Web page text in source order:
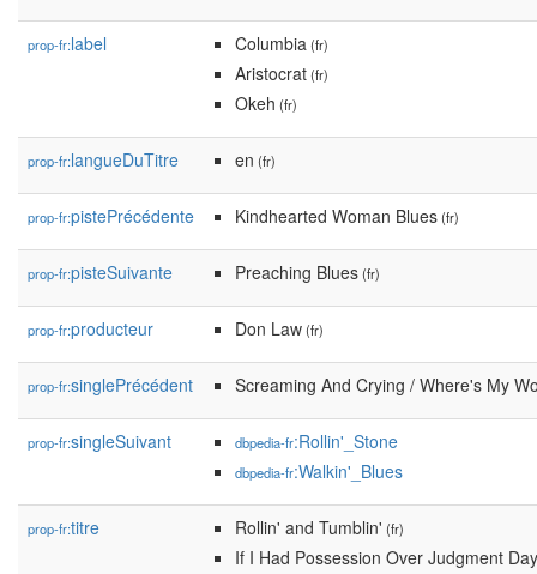
prop-fr:label Columbia(fr)
Aristocrat(fr)
Okeh (fr)
prop-fr:langueDuTitre en (fr)
prop-fr:pistePrécédente Kindhearted Woman Blues(fr)
prop-fr:pisteSuivante Preaching Blues(fr)
prop-fr:producteur Don Law(fr)
prop-fr:singlePrécédent Screaming And Crying / Where's My
prop-fr:singleSuivant dbpedia-fr:Rollin'_Stone
dbpedia-fr:Walkin'_Blues
prop-fr:titre Rollin' and Tumblin' (fr)
If I Had Possession Over Judgment Day